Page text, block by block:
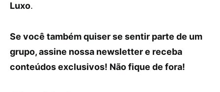
Luxo.
Se você também quiser se sentir parte de um
grupo, assine nossa newsletter e receba
conteúdos exclusivos! Não fique de fora!